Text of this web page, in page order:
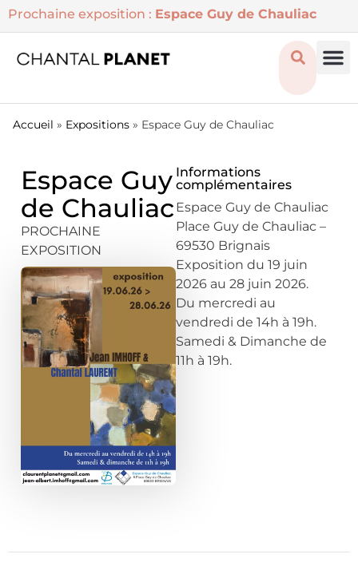
Prochaine exposition : Espace Guy de Chauliac
Accueil » Expositions » Espace Guy de Chauliac
Espace Guy
de Chauliac
PROCHAINE
EXPOSITION
Informations
complémentaires
Espace Guy de Chauliac
Place Guy de Chauliac –
69530 Brignais
Exposition du 19 juin
2026 au 28 juin 2026.
Du mercredi au
vendredi de 14h à 19h.
Samedi & Dimanche de
11h à 19h.